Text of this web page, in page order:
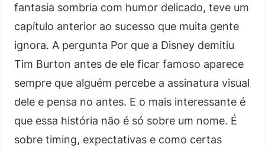
fantasia sombria com humor delicado, teve um
capítulo anterior ao sucesso que muita gente
ignora. A pergunta Por que a Disney demitiu
Tim Burton antes de ele ficar famoso aparece
sempre que alguém percebe a assinatura visual
dele e pensa no antes. E o mais interessante é
que essa história não é só sobre um nome. É
sobre timing, expectativas e como certas